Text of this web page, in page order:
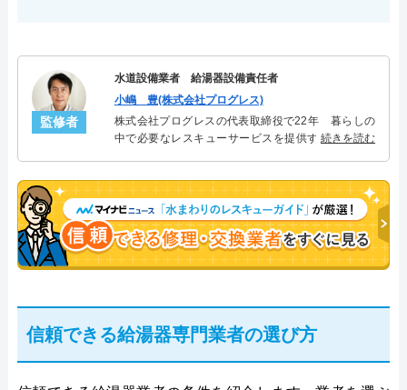
監修者
水道設備業者 給湯器設備責任者
小嶋 豊(株式会社プログレス)
株式会社プログレスの代表取締役で22年 暮らしの
中で必要なレスキューサービスを提供する株式会社
決。多くのお客様に信頼される「給湯器」のスペシ
ャリスト。
続きを読む
信頼できる給湯器専門業者の選び方